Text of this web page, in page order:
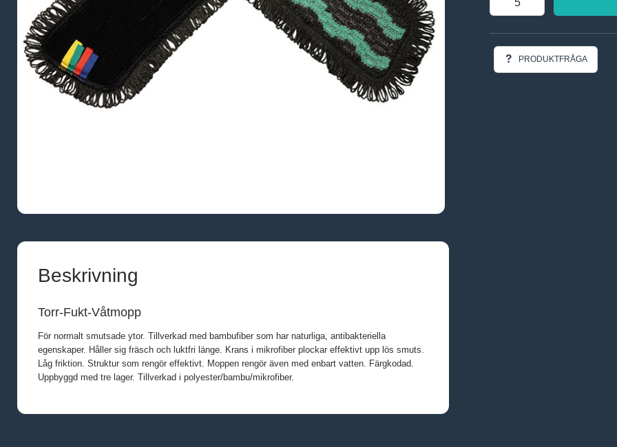
PRODUKTFRÅGA
Beskrivning
Torr-Fukt-Våtmopp
För normalt smutsade ytor. Tillverkad med bambufiber som har naturliga, antibakteriella
egenskaper. Håller sig fräsch och luktfri länge. Krans i mikrofiber plockar effektivt upp lös smuts.
Låg friktion. Struktur som rengör effektivt. Moppen rengör även med enbart vatten. Färgkodad.
Uppbyggd med tre lager. Tillverkad i polyester/bambu/mikrofiber.